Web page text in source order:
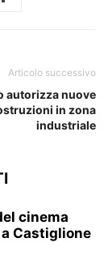
Articolo successivo
autorizza nuove
in zona
industriale
cinema
Castiglione